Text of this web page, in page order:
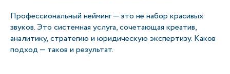
Профессиональный нейминг — это не набор красивых
звуков. Это системная услуга, сочетающая креатив,
аналитику, стратегию и юридическую экспертизу. Каков
подход — таков и результат.